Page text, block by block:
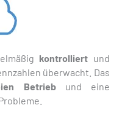
kontrolliert und
überwacht. Das
Betriebund eine